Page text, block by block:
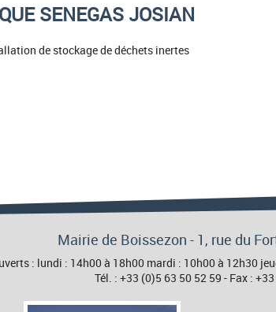
SENEGAS JOSIAN
de stockage de déchets inertes
Mairie de Boissezon - 1, rue du
: lundi : 14h00 à 18h00 mardi : 10h00 à 12h30
Tél. : +33 (0)5 63 50 52 59 - Fax :